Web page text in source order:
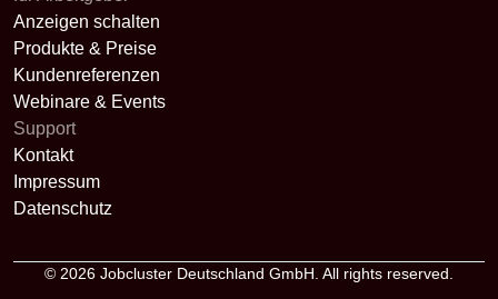
Anzeigen schalten
Produkte & Preise
Kundenreferenzen
Webinare & Events
Support
Kontakt
Impressum
Datenschutz
© 2026 Jobcluster Deutschland GmbH. All rights reserved.